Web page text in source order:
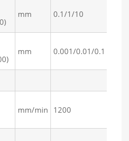
mm 0.1/1/10
mm 0.001/0.01/0.1
mm/min 1200